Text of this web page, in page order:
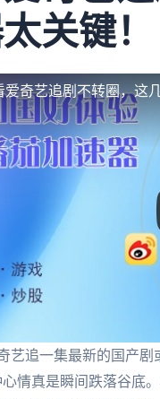
关键！
爱奇艺追剧不转圈，这
艺追一集最新的国产
情真是瞬间跌落谷底